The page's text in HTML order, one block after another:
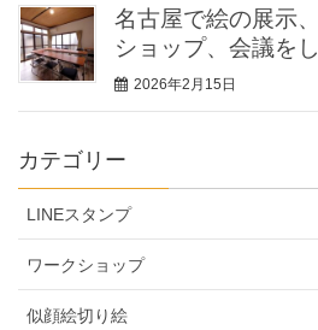
名古屋で絵の展示
ショップ、会議を
2026年2月15日
カテゴリー
LINEスタンプ
ワークショップ
似顔絵切り絵